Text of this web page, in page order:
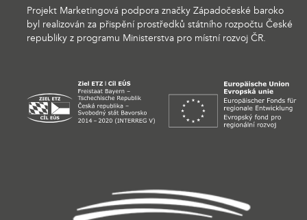
Projekt Marketingová podpora značky Západočeské baroko
byl realizován za přispění prostředků státního rozpočtu České
republiky z programu Ministerstva pro místní rozvoj ČR.